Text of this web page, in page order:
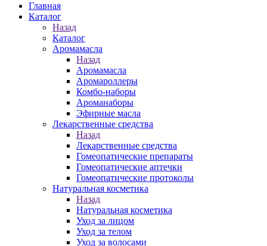
Главная
Каталог
Назад
Каталог
Аромамасла
Назад
Аромамасла
Аромароллеры
Комбо-наборы
Ароманаборы
Эфирные масла
Лекарственные средства
Назад
Лекарственные средства
Гомеопатические препараты
Гомеопатические аптечки
Гомеопатические протоколы
Натуральная косметика
Назад
Натуральная косметика
Уход за лицом
Уход за телом
Уход за волосами